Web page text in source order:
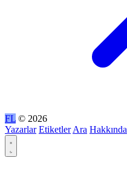
FL © 2026
Yazarlar Etiketler Ara Hakkında